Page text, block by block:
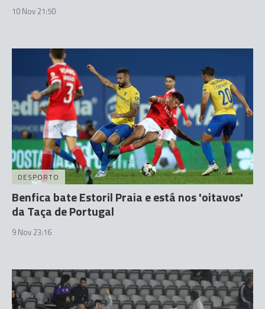
10 Nov 21:50
DESPORTO
Benfica bate Estoril Praia e está nos 'oitavos'
da Taça de Portugal
9 Nov 23:16